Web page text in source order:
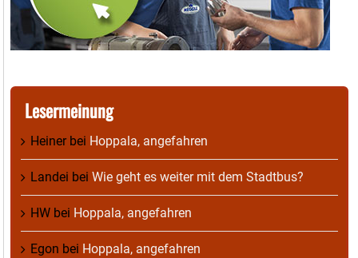
Lesermeinung
Heinerbei Hoppala, angefahren
Landei bei Wie geht es weiter mit dem Stadtbus?
HW bei Hoppala, angefahren
Egon bei Hoppala, angefahren